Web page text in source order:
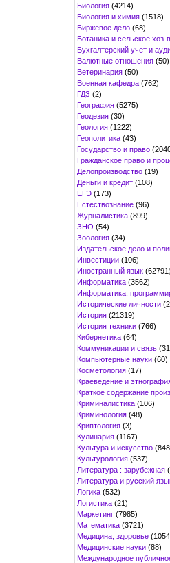
Биология (4214)
Биология и химия (1518)
Биржевое дело (68)
Ботаника и сельское хоз-
Бухгалтерский учет и
Валютные отношения (50)
Ветеринария (50)
Военная кафедра (762)
ГДЗ (2)
География (5275)
Геодезия (30)
Геология (1222)
Геополитика (43)
Государство и право
Гражданское право и
Делопроизводство (19)
Деньги и кредит (108)
ЕГЭ (173)
Естествознание (96)
Журналистика (899)
ЗНО (54)
Зоология (34)
Издательское дело и
Инвестиции (106)
Иностранный язык (62791)
Информатика (3562)
Информатика,
Исторические личности
История (21319)
История техники (766)
Кибернетика (64)
Коммуникации и связь
Компьютерные науки (60)
Косметология (17)
Краеведение и
Краткое содержание
Криминалистика (106)
Криминология (48)
Криптология (3)
Кулинария (1167)
Культура и искусство
Культурология (537)
Литература : зарубежная
Литература и русский
Логика (532)
Логистика (21)
Маркетинг (7985)
Математика (3721)
Медицина, здоровье
Медицинские науки (88)
Международное